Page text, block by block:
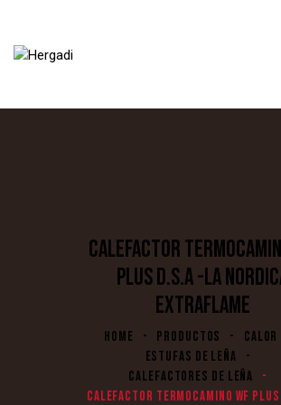
CALEFACTOR
PLUS D.S.A -LA
EXTRAFLAME
HOME PRODUCTOS
CALOR
ESTUFAS DE LEÑA
CALEFACTORES DE LEÑA
CALEFACTOR TERMOCAMINO WF